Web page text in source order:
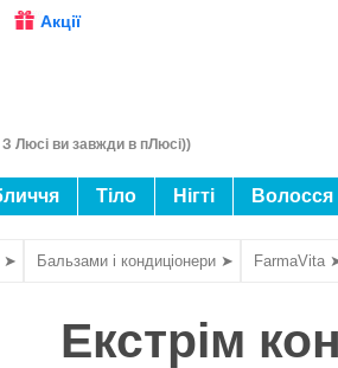
Акції
З Люсі ви завжди в пЛюсі))
Тіло Нігті Волосся
➤ Бальзами і кондиціонери ➤ FarmaVita
Екстрім